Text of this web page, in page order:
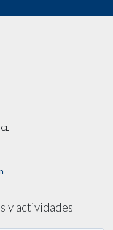
y actividades